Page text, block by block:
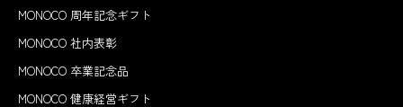
MONOCO 周年記念ギフト
MONOCO 社内表彰
MONOCO 卒業記念品
MONOCO 健康経営ギフト